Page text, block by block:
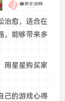
治愈，适合在
，能够带来多
用星星购买家
己的游戏心得